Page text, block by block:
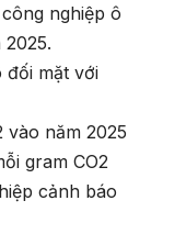
nghiệp ô
đối mặt với
vào năm 2025
gram CO2
cảnh báo